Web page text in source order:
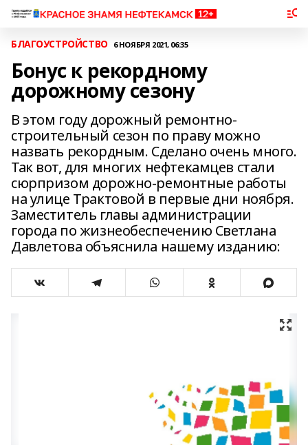
БЛАГОУСТРОЙСТВО 6 НОЯБРЯ 2021, 06:35
Бонус к рекордному
дорожному сезону
В этом году дорожный ремонтно-
строительный сезон по праву можно
назвать рекордным. Сделано очень много.
Так вот, для многих нефтекамцев стали
сюрпризом дорожно-ремонтные работы
на улице Трактовой в первые дни ноября.
Заместитель главы администрации
города по жизнеобеспечению Светлана
Давлетова объяснила нашему изданию: